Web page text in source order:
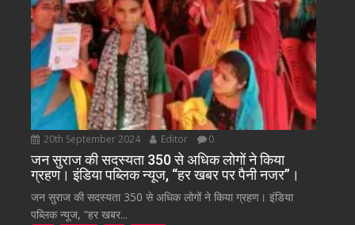
20th September 2024 Editor 0
जन सुराज की सदस्यता 350 से अधिक लोगों ने किया
ग्रहण। इंडिया पब्लिक न्यूज, “हर खबर पर पैनी नजर”।
जन सुराज की सदस्यता 350 से अधिक लोगों ने किया ग्रहण। इंडिया
पब्लिक न्यूज, “हर खबर...